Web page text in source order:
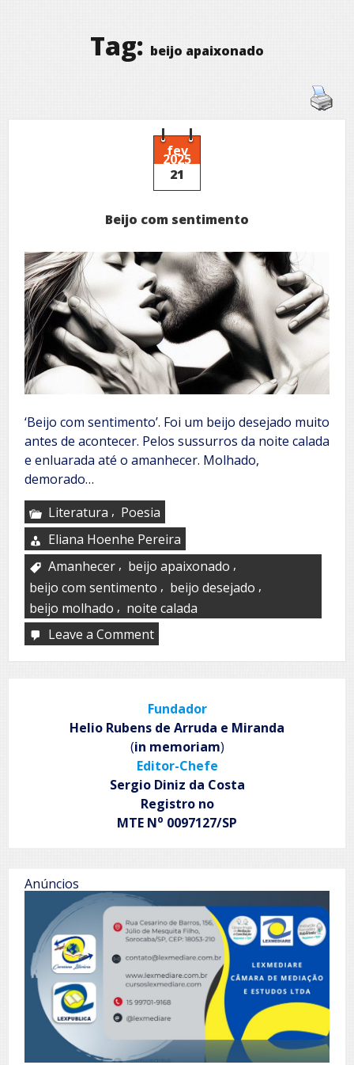
Tag: beijo apaixonado
fev
2025
21
Beijo com sentimento
‘Beijo com sentimento’. Foi um beijo desejado muito
antes de acontecer. Pelos sussurros da noite calada
e enluarada até o amanhecer. Molhado,
demorado…
Literatura , Poesia
Eliana Hoenhe Pereira
Amanhecer , beijo apaixonado ,
beijo com sentimento , beijo desejado ,
beijo molhado , noite calada
Leave a Commenton
com
Fundador
Helio Rubens de Arruda e Miranda
(in memoriam)
Editor-Chefe
Sergio Diniz da Costa
Registro no
MTE No 0097127/SP
Anúncios